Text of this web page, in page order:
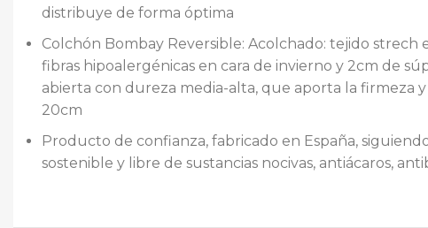
distribuye de forma óptima
Colchón Bombay Reversible: Acolchado: tejido strech
fibras hipoalergénicas en cara de invierno y 2cm de
abierta con dureza media-alta, que aporta la firmeza
20cm
Producto de confianza, fabricado en España,
sostenible y libre de sustancias nocivas, antiácaros,